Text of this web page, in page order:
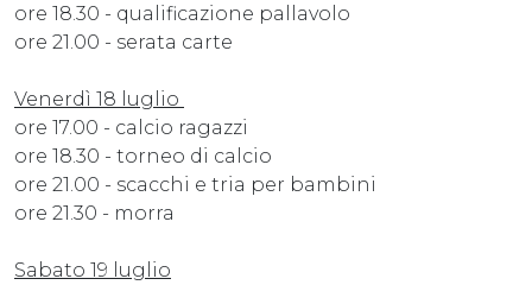
ore 18.30 - qualificazione pallavolo
ore 21.00 - serata carte
Venerdì 18 luglio
ore 17.00 - calcio ragazzi
ore 18.30 - torneo di calcio
ore 21.00 - scacchi e tria per bambini
ore 21.30 - morra
Sabato 19 luglio